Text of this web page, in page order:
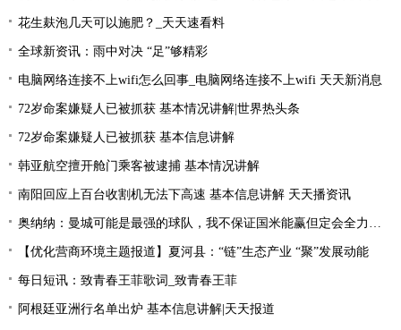
花生麸泡几天可以施肥？_天天速看料
全球新资讯：雨中对决 “足”够精彩
电脑网络连接不上wifi怎么回事_电脑网络连接不上wifi 天天新消息
72岁命案嫌疑人已被抓获 基本情况讲解|世界热头条
72岁命案嫌疑人已被抓获 基本信息讲解
韩亚航空擅开舱门乘客被逮捕 基本情况讲解
南阳回应上百台收割机无法下高速 基本信息讲解 天天播资讯
奥纳纳：曼城可能是最强的球队，我不保证国米能赢但定会全力以赴|环球最新
【优化营商环境主题报道】夏河县：“链”生态产业 “聚”发展动能
每日短讯：致青春王菲歌词_致青春王菲
阿根廷亚洲行名单出炉 基本信息讲解|天天报道